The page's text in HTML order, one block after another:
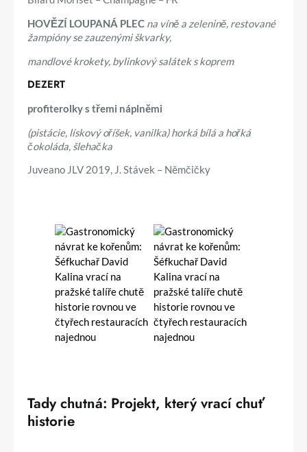
HOVĚZÍ LOUPANÁ PLEC na víně a zelenině, restované
žampióny se zauzenými škvarky,
mandlové krokety, bylinkový salátek s koprem
DEZERT
profiterolky s třemi náplněmi
(pistácie, lískový oříšek, vanilka) horká bílá a hořká
čokoláda, šlehačka
Juveano JLV 2019, J. Stávek – Němčičky
Tady chutná: Projekt, který vrací chuť
historie